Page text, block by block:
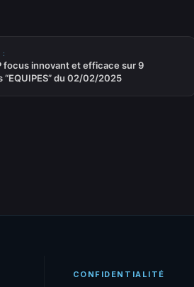
:
focus innovant et efficace sur 9
“EQUIPES” du 02/02/2025
CONFIDENTIALITÉ